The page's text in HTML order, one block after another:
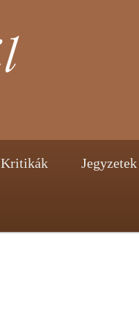
Kritikák Jegyzetek